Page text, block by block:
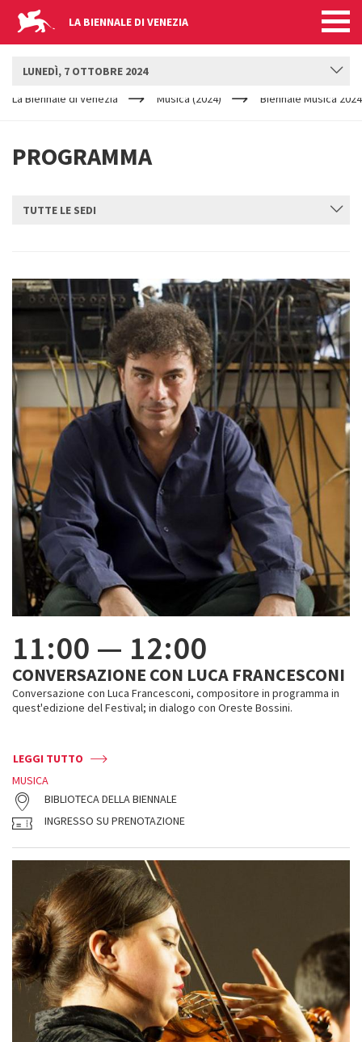
LA BIENNALE DI VENEZIA
YOUR
ARE
La Biennale di Venezia Musica (2024) Biennale Musica 2024
PROGRAMMA
LUNEDÌ, 7 OTTOBRE 2024
TUTTE LE SEDI
11:00 — 12:00
CONVERSAZIONE CON LUCA FRANCESCONI
Conversazione con Luca Francesconi, compositore in programma in
quest'edizione del Festival; in dialogo con Oreste Bossini.
LEGGI TUTTO
MUSICA
BIBLIOTECA DELLA BIENNALE
INGRESSO SU PRENOTAZIONE